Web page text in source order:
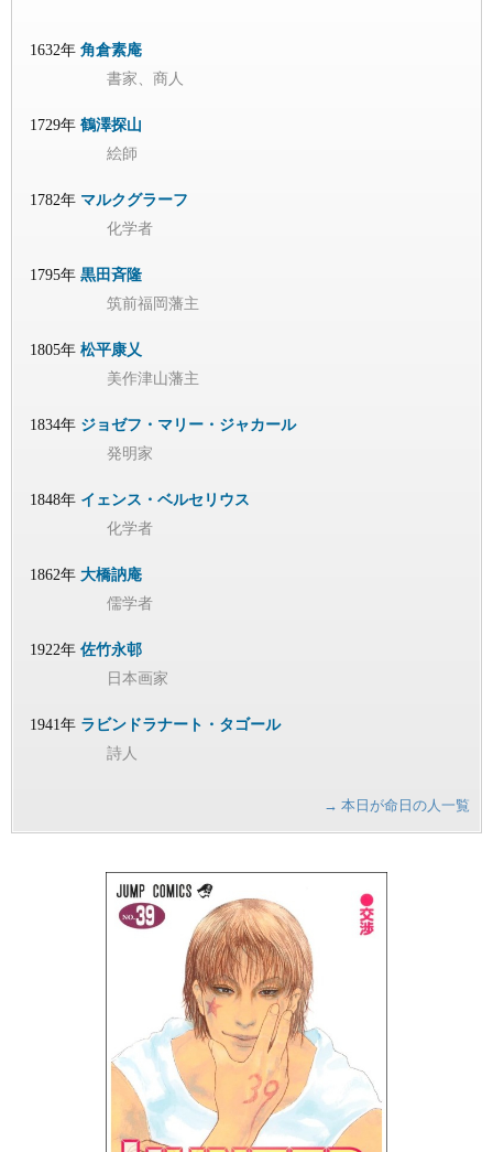
1632年 角倉素庵
書家、商人
1729年 鶴澤探山
絵師
1782年 マルクグラーフ
化学者
1795年 黒田斉隆
筑前福岡藩主
1805年 松平康乂
美作津山藩主
1834年 ジョゼフ・マリー・ジャカール
発明家
1848年 イェンス・ベルセリウス
化学者
1862年 大橋訥庵
儒学者
1922年 佐竹永邨
日本画家
1941年 ラビンドラナート・タゴール
詩人
→ 本日が命日の人一覧